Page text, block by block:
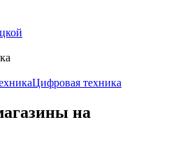
Цифровая техника
на